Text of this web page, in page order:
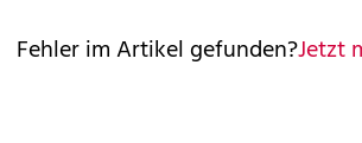
Fehler im Artikel gefunden?Jetzt